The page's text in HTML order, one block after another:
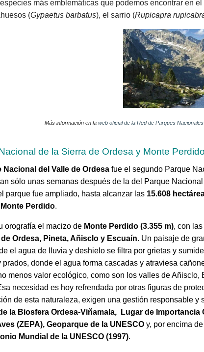
más emblemáticas que podemos encontrar en
(Gypaetus barbatus), el sarrio (Rupicapra
Más información en la web oficial de la Red de Parques Nacionales
de la Sierra de Ordesa y Monte Perdido
Nacional del Valle de Ordesa fue el segundo Parque
sólo unas semanas después de la del Parque
parque fue ampliado, hasta alcanzar las 15.608
Perdido.
orografía el macizo de Monte Perdido (3.355 m), con
Ordesa, Pineta, Añisclo y Escuaín. Un paisaje de
el agua de lluvia y deshielo se filtra por grietas y
prados, donde el agua forma cascadas y atraviesa
menos valor ecológico, como son los valles de Añisclo,
necesidad es hoy refrendada por otras figuras de
de esta naturaleza, exigen una gestión responsable y
la Biosfera Ordesa-Viñamala, Lugar de
(ZEPA), Geoparque de la UNESCO y, por encima
Mundial de la UNESCO (1997).